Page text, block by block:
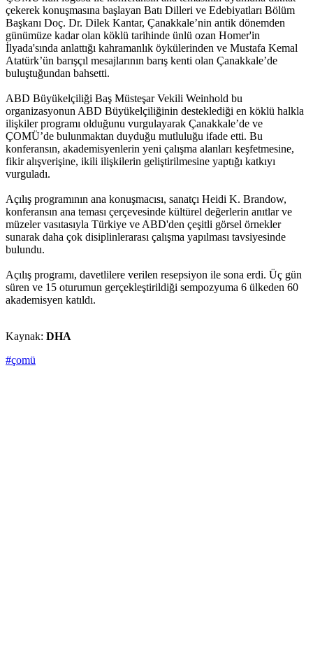
çekerek konuşmasına başlayan Batı Dilleri ve Edebiyatları Bölüm
Başkanı Doç. Dr. Dilek Kantar, Çanakkale’nin antik dönemden
günümüze kadar olan köklü tarihinde ünlü ozan Homer'in
İlyada'sında anlattığı kahramanlık öykülerinden ve Mustafa Kemal
Atatürk’ün barışçıl mesajlarının barış kenti olan Çanakkale’de
buluştuğundan bahsetti.
ABD Büyükelçiliği Baş Müsteşar Vekili Weinhold bu
organizasyonun ABD Büyükelçiliğinin desteklediği en köklü halkla
ilişkiler programı olduğunu vurgulayarak Çanakkale’de ve
ÇOMÜ’de bulunmaktan duyduğu mutluluğu ifade etti. Bu
konferansın, akademisyenlerin yeni çalışma alanları keşfetmesine,
fikir alışverişine, ikili ilişkilerin geliştirilmesine yaptığı katkıyı
vurguladı.
Açılış programının ana konuşmacısı, sanatçı Heidi K. Brandow,
konferansın ana teması çerçevesinde kültürel değerlerin anıtlar ve
müzeler vasıtasıyla Türkiye ve ABD'den çeşitli görsel örnekler
sunarak daha çok disiplinlerarası çalışma yapılması tavsiyesinde
bulundu.
Açılış programı, davetlilere verilen resepsiyon ile sona erdi. Üç gün
süren ve 15 oturumun gerçekleştirildiği sempozyuma 6 ülkeden 60
akademisyen katıldı.
Kaynak: DHA
#çomü